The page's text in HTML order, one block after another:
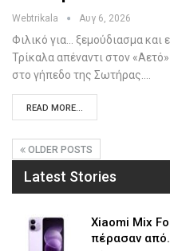
Webtrikala Αυγ 6, 2026
Φιλικό για… ξεμούδιασμα και
Τρίκαλα απέναντι στον
στο γήπεδο της Σωτήρας.…
READ MORE...
OLDER POSTS
Latest Stories
Xiaomi Mix
πέρασαν